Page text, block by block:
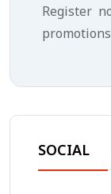
Register
SOCIAL